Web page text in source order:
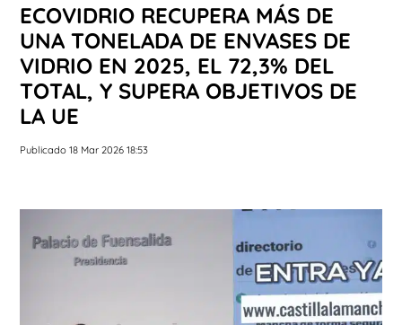
ECOVIDRIO RECUPERA MÁS DE
UNA TONELADA DE ENVASES DE
VIDRIO EN 2025, EL 72,3% DEL
TOTAL, Y SUPERA OBJETIVOS DE
LA UE
Publicado 18 Mar 2026 18:53